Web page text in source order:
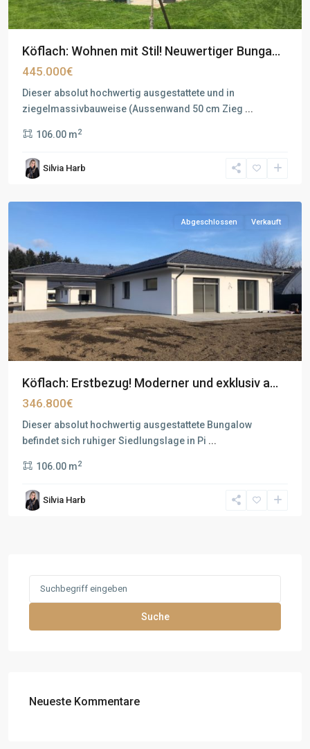
Köflach: Wohnen mit Stil! Neuwertiger Bunga...
445.000€
Dieser absolut hochwertig ausgestattete und in
ziegelmassivbauweise (Aussenwand 50 cm Zieg ...
106.00 m2
Silvia Harb
Abgeschlossen Verkauft
Köflach: Erstbezug! Moderner und exklusiv a...
346.800€
Dieser absolut hochwertig ausgestattete Bungalow
befindet sich ruhiger Siedlungslage in Pi ...
106.00 m2
Silvia Harb
Suche
Neueste Kommentare